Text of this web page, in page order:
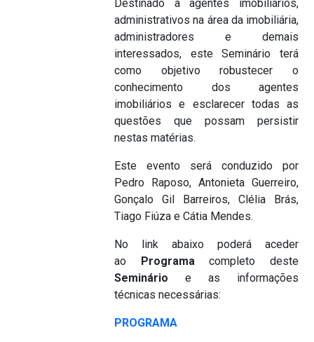
Destinado a agentes imobiliários,
administrativos na área da imobiliária,
administradores e demais
interessados, este Seminário terá
como objetivo robustecer o
conhecimento dos agentes
imobiliários e esclarecer todas as
questões que possam persistir
nestas matérias.
Este evento será conduzido por
Pedro Raposo, Antonieta Guerreiro,
Gonçalo Gil Barreiros, Clélia Brás,
Tiago Fiúza e Cátia Mendes.
No link abaixo poderá aceder
ao Programacompleto deste
Seminário e as informações
técnicas necessárias:
PROGRAMA